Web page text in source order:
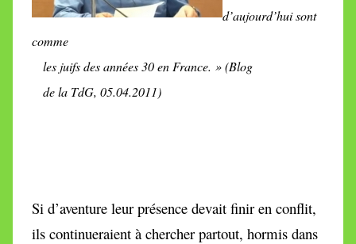
d’aujourd’hui sont
comme
les juifs des années 30 en France. » (Blog
de la TdG, 05.04.2011)
Si d’aventure leur présence devait finir en conflit,
ils continueraient à chercher partout, hormis dans